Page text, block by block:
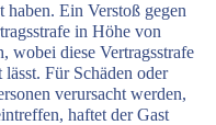
haben. Ein Verstoß gegen
in Höhe von
wobei diese Vertragsstrafe
Für Schäden oder
verursacht werden,
haftet der Gast